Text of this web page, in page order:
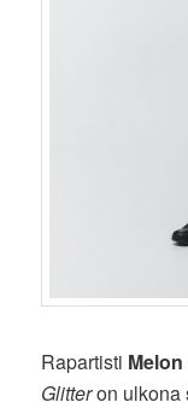
Rapartisti Melon
Glitteron ulkona